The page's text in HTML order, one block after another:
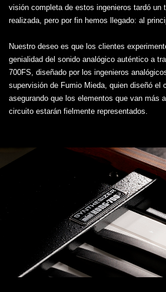
visión completa de estos ingenieros tardó un
realizada, pero por fin hemos llegado: al
Nuestro deseo es que los clientes
genialidad del sonido analógico auténtico a
700FS, diseñado por los ingenieros
supervisión de Fumio Mieda, quien diseñó el
asegurando que los elementos que van más
circuito estarán fielmente representados.